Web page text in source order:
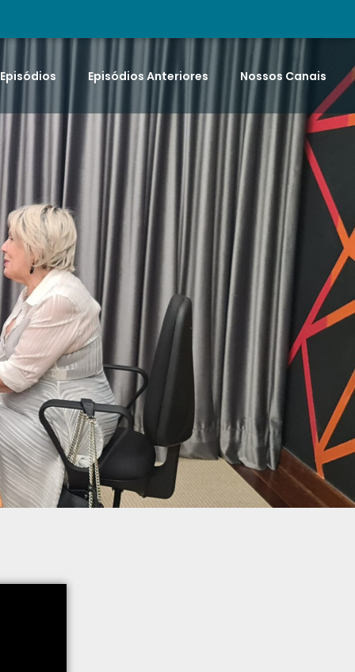
Episódios Anteriores Nossos Canais